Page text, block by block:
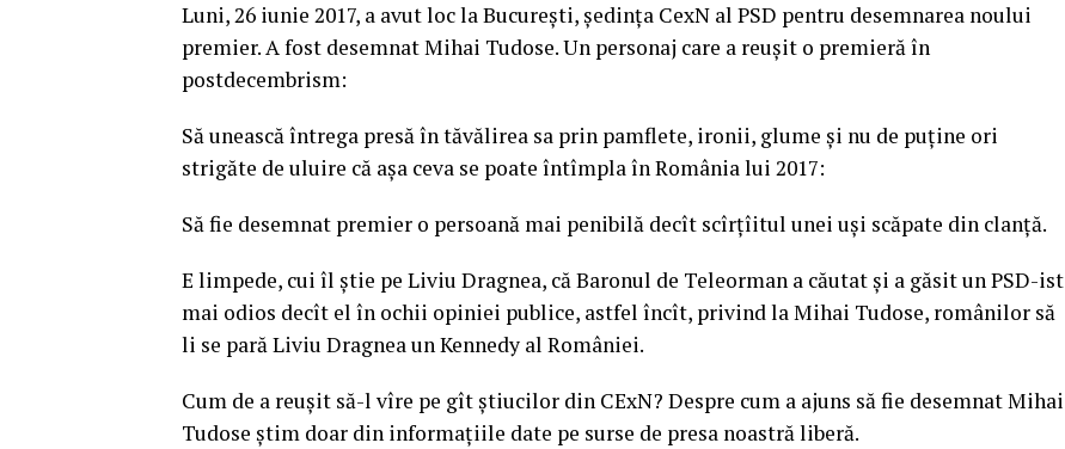
Luni, 26 iunie 2017, a avut loc la București, ședința CexN al PSD pentru desemnarea noului
premier. A fost desemnat Mihai Tudose. Un personaj care a reușit o premieră în
postdecembrism:
Să unească întrega presă în tăvălirea sa prin pamflete, ironii, glume și nu de puține ori
strigăte de uluire că așa ceva se poate întîmpla în România lui 2017:
Să fie desemnat premier o persoană mai penibilă decît scîrțîitul unei uși scăpate din clanță.
E limpede, cui îl știe pe Liviu Dragnea, că Baronul de Teleorman a căutat și a găsit un PSD-ist
mai odios decît el în ochii opiniei publice, astfel încît, privind la Mihai Tudose, românilor să
li se pară Liviu Dragnea un Kennedy al României.
Cum de a reușit să-l vîre pe gît știucilor din CExN? Despre cum a ajuns să fie desemnat Mihai
Tudose știm doar din informațiile date pe surse de presa noastră liberă.